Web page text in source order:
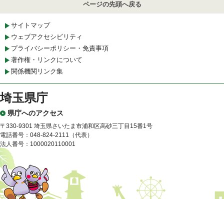
ページの先頭へ戻る
サイトマップ
ウェブアクセシビリティ
プライバシーポリシー・免責事項
著作権・リンクについて
関係機関リンク集
埼玉県庁
県庁へのアクセス
〒330-9301 埼玉県さいたま市浦和区高砂三丁目15番1号
電話番号：048-824-2111（代表）
法人番号：1000020110001